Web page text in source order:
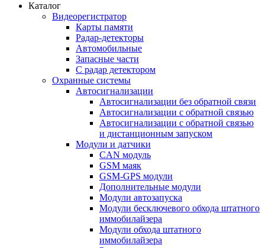
Каталог
Видеорегистратор
Карты памяти
Радар-детекторы
Автомобильные
Запасные части
С радар детектором
Охранные системы
Автосигнализации
Автосигнализации без обратной связи
Автосигнализации с обратной связью
Автосигнализации с обратной связью
и дистанционным запуском
Модули и датчики
CAN модуль
GSM маяк
GSM-GPS модули
Дополнительные модули
Модули автозапуска
Модули бесключевого обхода штатного
иммобилайзера
Модули обхода штатного
иммобилайзера